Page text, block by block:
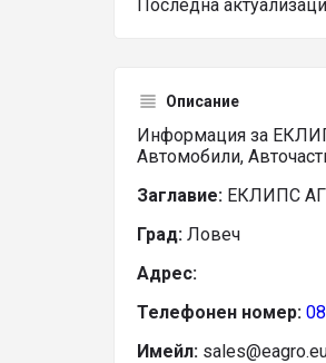
Последна
Описание
Информация за
Автомобили,
Заглавие: ЕКЛИПС
Град: Ловеч
Адрес:
Телефонен номер:
Имейл: